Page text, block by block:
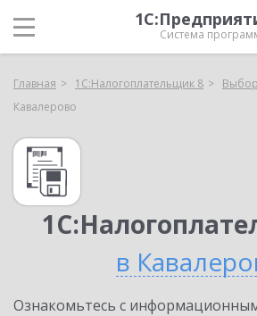
Система
Главная 1С:Налогоплательщик 8
Кавалерово
в
Ознакомьтесь с